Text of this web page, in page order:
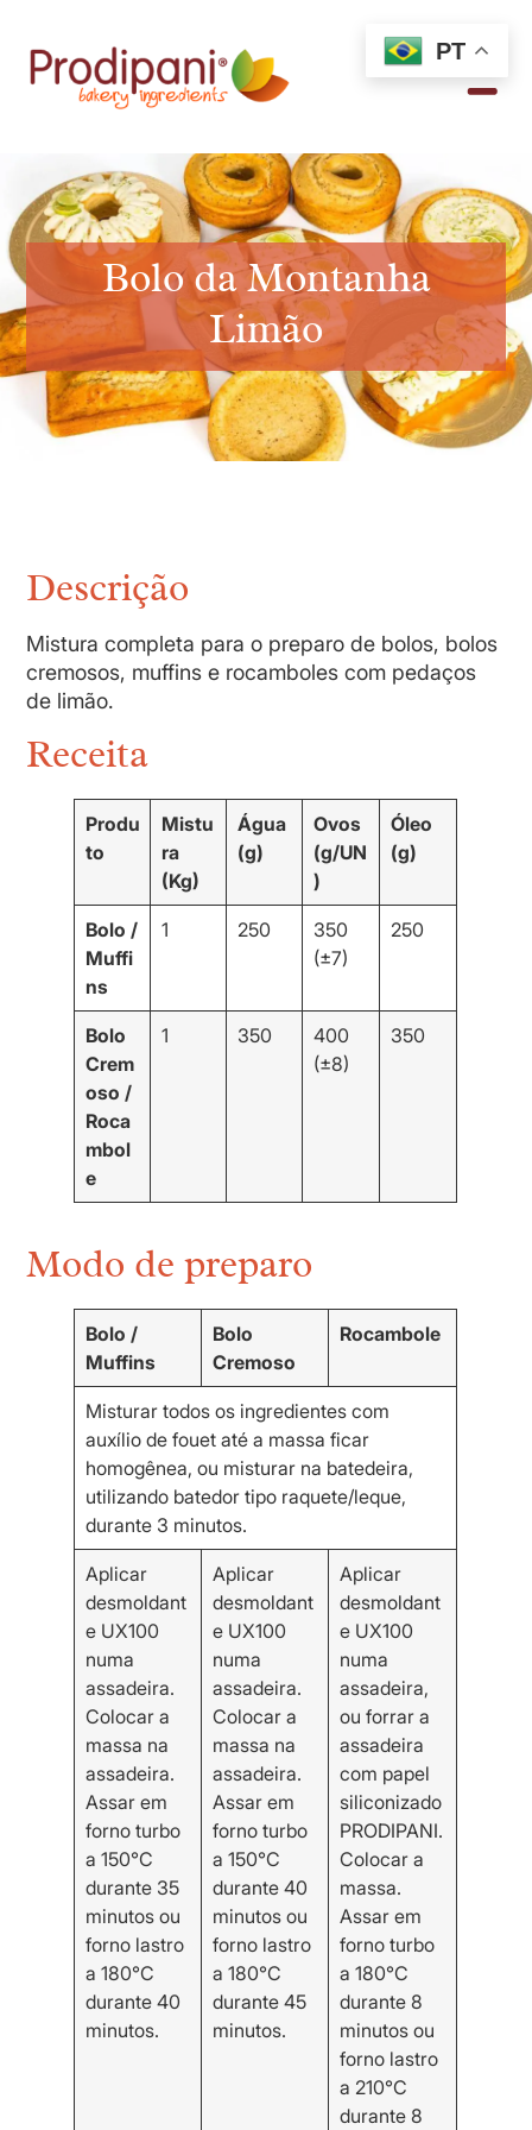
Bolo da Montanha
Limão
Descrição
Mistura completa para o preparo de bolos, bolos
cremosos, muffins e rocamboles com pedaços
de limão.
Receita
Produ
to
Mistu
ra
(Kg)
Água
(g)
Ovos
(g/UN
)
Óleo
(g)
Bolo /
Muffi
ns
1 250
350
(±7)
250
Bolo
Crem
oso /
Roca
mbol
e
1 350
400
(±8)
350
Modo de preparo
Bolo /
Muffins
Bolo
Cremoso
Rocambole
Misturar todos os ingredientes com
auxílio de fouet até a massa ficar
homogênea, ou misturar na batedeira,
utilizando batedor tipo raquete/leque,
durante 3 minutos.
Aplicar
desmoldant
e UX100
numa
assadeira.
Colocar a
massa na
assadeira.
Assar em
forno turbo
a 150°C
durante 35
minutos ou
forno lastro
a 180°C
durante 40
minutos.
Aplicar
desmoldant
e UX100
numa
assadeira.
Colocar a
massa na
assadeira.
Assar em
forno turbo
a 150°C
durante 40
minutos ou
forno lastro
a 180°C
durante 45
minutos.
Aplicar
desmoldant
e UX100
numa
assadeira,
ou forrar a
assadeira
com papel
siliconizado
PRODIPANI.
Colocar a
massa.
Assar em
forno turbo
a 180°C
durante 8
minutos ou
forno lastro
a 210°C
durante 8
PT